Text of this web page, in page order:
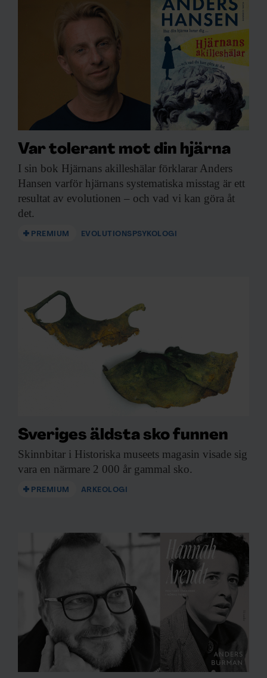
Var tolerant mot din hjärna
I sin bok Hjärnans akilleshälar förklarar Anders
Hansen varför hjärnans systematiska misstag är ett
resultat av evolutionen – och vad vi kan göra åt
det.
PREMIUM EVOLUTIONSPSYKOLOGI
Sveriges äldsta sko funnen
Skinnbitar i Historiska museets magasin visade sig
vara en närmare 2 000 år gammal sko.
PREMIUM ARKEOLOGI